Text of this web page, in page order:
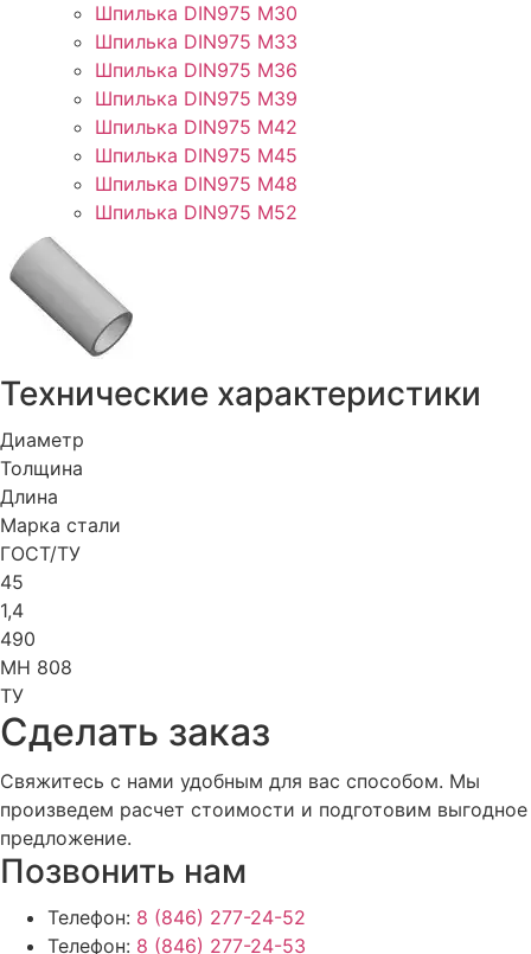
Шпилька DIN975 М30
Шпилька DIN975 М33
Шпилька DIN975 М36
Шпилька DIN975 М39
Шпилька DIN975 М42
Шпилька DIN975 М45
Шпилька DIN975 М48
Шпилька DIN975 М52
Технические характеристики
Диаметр
Толщина
Длина
Марка стали
ГОСТ/ТУ
45
1,4
490
МН 808
ТУ
Cделать заказ
Свяжитесь с нами удобным для вас способом. Мы
произведем расчет стоимости и подготовим выгодное
предложение.
Позвонить нам
Телефон: 8 (846) 277-24-52
Телефон: 8 (846) 277-24-53